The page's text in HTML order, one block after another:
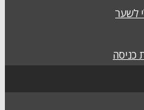
לשער
כניסה